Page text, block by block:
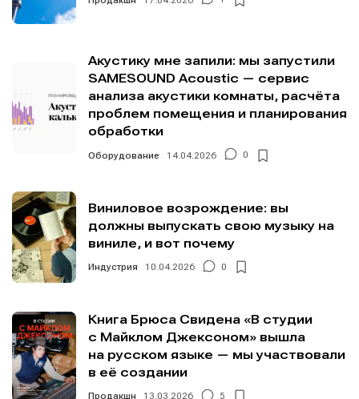
Акустику мне запили: мы запустили
SAMESOUND Acoustic — сервис
анализа акустики комнаты, расчёта
проблем помещения и планирования
обработки
Оборудование 14.04.2026 0
Виниловое возрождение: вы
должны выпускать свою музыку на
виниле, и вот почему
Индустрия 10.04.2026 0
Книга Брюса Свидена «В студии
с Майклом Джексоном» вышла
на русском языке — мы участвовали
в её создании
Продакшн 13.03.2026 5